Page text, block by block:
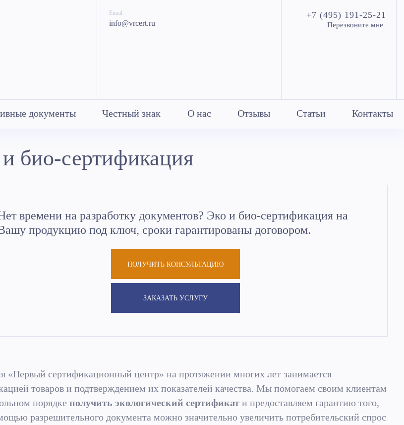
Email:
info@vrcert.ru
+7 (495) 191-25-21
Перезвоните мне
документы Честный знак О нас Отзывы Статьи Контакты
био-сертификация
времени на разработку документов? Эко и био-сертификация на
продукцию под ключ, сроки гарантированы договором.
ПОЛУЧИТЬ КОНСУЛЬТАЦИЮ
ЗАКАЗАТЬ УСЛУГУ
«Первый сертификационный центр» на протяжении многих лет занимается
товаров и подтверждением их показателей качества. Мы помогаем своим клиентам
порядке получить экологический сертификат и предоставляем гарантию того,
разрешительного документа можно значительно увеличить потребительский спрос